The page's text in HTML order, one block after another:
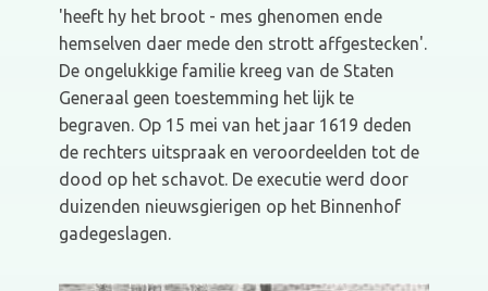
'heeft hy het broot - mes ghenomen ende
hemselven daer mede den strott affgestecken'.
De ongelukkige familie kreeg van de Staten
Generaal geen toestemming het lijk te
begraven. Op 15 mei van het jaar 1619 deden
de rechters uitspraak en veroordeelden tot de
dood op het schavot. De executie werd door
duizenden nieuwsgierigen op het Binnenhof
gadegeslagen.